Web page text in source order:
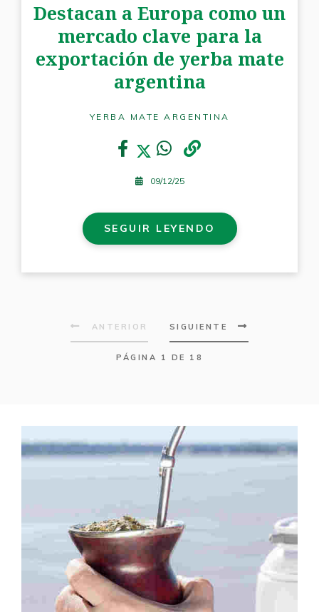
Destacan a Europa como un
mercado clave para la
exportación de yerba mate
argentina
YERBA MATE ARGENTINA
09/12/25
SEGUIR LEYENDO
PÁGINA 1 DE 18
ANTERIOR SIGUIENTE